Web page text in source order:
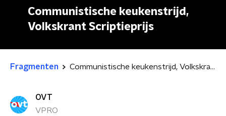
Communistische keukenstrijd,
Volkskrant Scriptieprijs
Fragmenten Communistische keukenstrijd, Volkskrant Scriptieprijs
OVT
VPRO